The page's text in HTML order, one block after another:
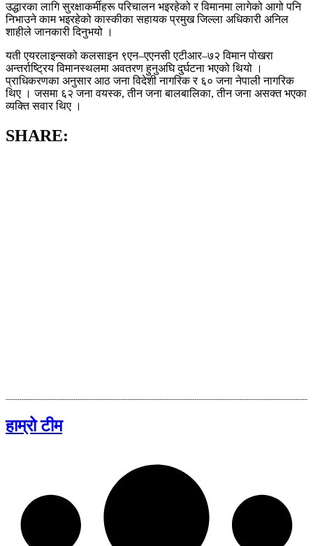
उद्धारका लागि सुरक्षाकर्मीहरू परिचालन भइरहेको र विमानमा लागेको आगो पनि
निभाउने काम भइरहेको कास्कीका सहायक प्रमुख जिल्ला अधिकारी अनिल
शाहीले जानकारी दिनुभयो ।
यती एयरलाइन्सको कलसाइन ९एन–एएनसी एटीआर–७२ विमान पोखरा
अन्तर्राष्ट्रिय विमानस्थलमा अवतरण हुनुअघि दुर्घटना भएको थियो ।
प्राधिकरणका अनुसार आठ जना विदेशी नागरिक र ६० जना नेपाली नागरिक
थिए । जसमा ६२ जना वयस्क, तीन जना बालबालिका, तीन जना असक्त भएका
व्यक्ति सवार थिए ।
SHARE:
हाम्रो टीम